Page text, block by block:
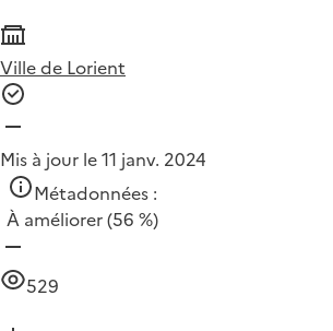
Ville de Lorient
Mis à jour le 11 janv. 2024
Métadonnées :
À améliorer(56 %)
529